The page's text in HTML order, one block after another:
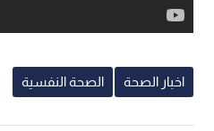
اخبار الصحة الصحة النفسية